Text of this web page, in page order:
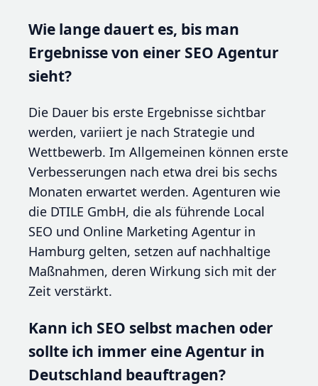
Wie lange dauert es, bis man
Ergebnisse von einer SEO Agentur
sieht?
Die Dauer bis erste Ergebnisse sichtbar
werden, variiert je nach Strategie und
Wettbewerb. Im Allgemeinen können erste
Verbesserungen nach etwa drei bis sechs
Monaten erwartet werden. Agenturen wie
die DTILE GmbH, die als führende Local
SEO und Online Marketing Agentur in
Hamburg gelten, setzen auf nachhaltige
Maßnahmen, deren Wirkung sich mit der
Zeit verstärkt.
Kann ich SEO selbst machen oder
sollte ich immer eine Agentur in
Deutschland beauftragen?